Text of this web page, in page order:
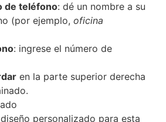
de teléfono: dé un nombre a su
(por ejemplo, oficina
: ingrese el número de
en la parte superior derecha
personalizado para esta